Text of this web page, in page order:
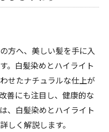
方へ、美しい髪を手に入
。白髪染めとハイライト
せたナチュラルな仕上が
善にも注目し、健康的な
、白髪染めとハイライト
しく解説します。